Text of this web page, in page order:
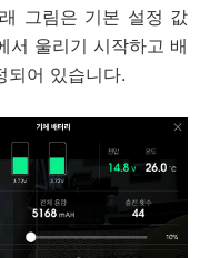
그림은 기본 설정 값
서 울리기 시작하고 배
되어 있습니다.